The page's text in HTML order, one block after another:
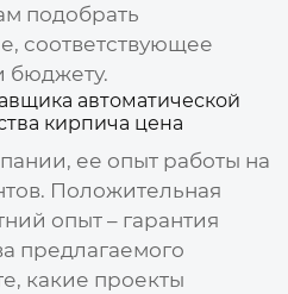
подобрать
соответствующее
бюджету.
автоматической
кирпича цена
ее опыт работы на
Положительная
опыт – гарантия
предлагаемого
какие проекты